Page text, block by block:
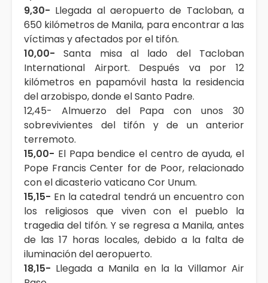
9,30- Llegada al aeropuerto de Tacloban, a
650 kilómetros de Manila, para encontrar a las
víctimas y afectados por el tifón.
10,00- Santa misa al lado del Tacloban
International Airport. Después va por 12
kilómetros en papamóvil hasta la residencia
del arzobispo, donde el Santo Padre.
12,45- Almuerzo del Papa con unos 30
sobrevivientes del tifón y de un anterior
terremoto.
15,00- El Papa bendice el centro de ayuda, el
Pope Francis Center for de Poor, relacionado
con el dicasterio vaticano Cor Unum.
15,15- En la catedral tendrá un encuentro con
los religiosos que viven con el pueblo la
tragedia del tifón. Y se regresa a Manila, antes
de las 17 horas locales, debido a la falta de
iluminación del aeropuerto.
18,15- Llegada a Manila en la la Villamor Air